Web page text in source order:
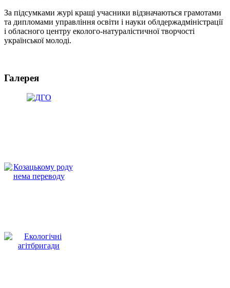
За підсумками журі кращі учасники відзначаються грамотами
та дипломами управління освіти і науки облдержадміністрації
і обласного центру еколого-натуралістичної творчості
української молоді.
Галерея